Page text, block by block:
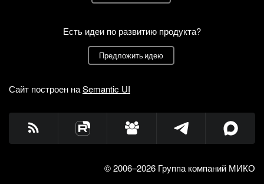
Есть идеи по развитию продукта?
Предложить идею
Сайт построен наSemantic UI
© 2006–2026 Группа компаний МИКО